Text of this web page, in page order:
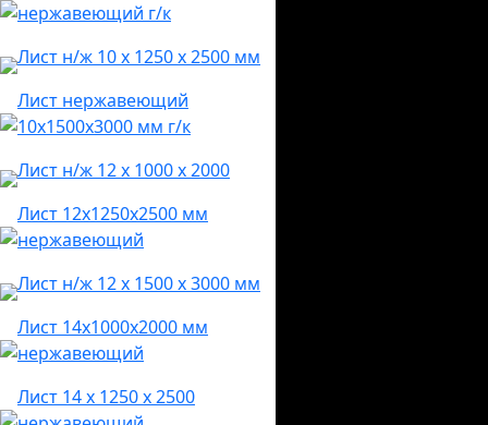
нержавеющий г/к
Лист н/ж 10 х 1250 х 2500 мм
Лист нержавеющий
10х1500х3000 мм г/к
Лист н/ж 12 х 1000 х 2000
Лист 12х1250х2500 мм
нержавеющий
Лист н/ж 12 х 1500 х 3000 мм
Лист 14х1000х2000 мм
нержавеющий
Лист 14 х 1250 х 2500